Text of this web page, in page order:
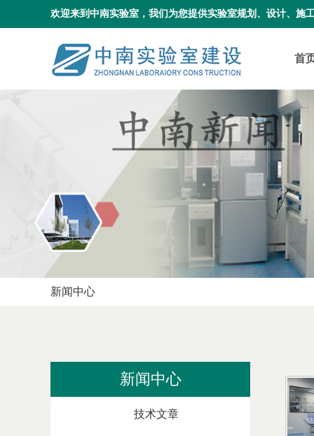
欢迎来到中南实验室，我们为您提供实验室规划、设计、施
首
新闻中心
新闻中心
技术文章